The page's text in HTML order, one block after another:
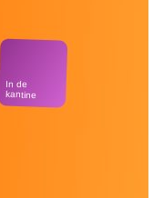
In de
kantine